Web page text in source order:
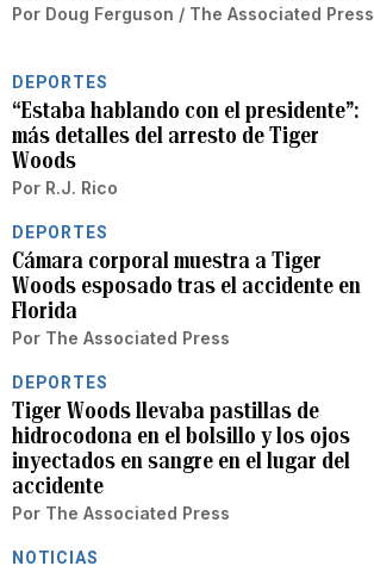
Por Doug Ferguson / The Associated Press
DEPORTES
“Estaba hablando con el presidente”:
más detalles del arresto de Tiger
Woods
Por R.J. Rico
DEPORTES
Cámara corporal muestra a Tiger
Woods esposado tras el accidente en
Florida
Por The Associated Press
DEPORTES
Tiger Woods llevaba pastillas de
hidrocodona en el bolsillo y los ojos
inyectados en sangre en el lugar del
accidente
Por The Associated Press
NOTICIAS